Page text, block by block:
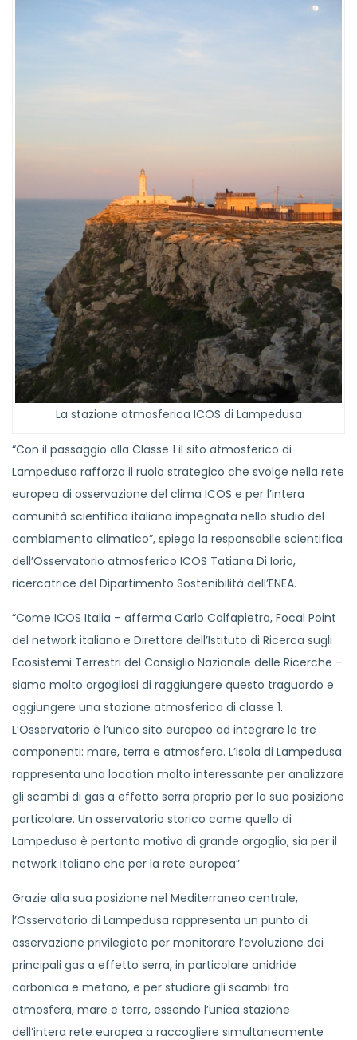
La stazione atmosferica ICOS di Lampedusa
“Con il passaggio alla Classe 1 il sito atmosferico di
Lampedusa rafforza il ruolo strategico che svolge nella rete
europea di osservazione del clima ICOS e per l’intera
comunità scientifica italiana impegnata nello studio del
cambiamento climatico”, spiega la responsabile scientifica
dell’Osservatorio atmosferico ICOS Tatiana Di Iorio,
ricercatrice del Dipartimento Sostenibilità dell’ENEA.
“Come ICOS Italia – afferma Carlo Calfapietra, Focal Point
del network italiano e Direttore dell’Istituto di Ricerca sugli
Ecosistemi Terrestri del Consiglio Nazionale delle Ricerche –
siamo molto orgogliosi di raggiungere questo traguardo e
aggiungere una stazione atmosferica di classe 1.
L’Osservatorio è l’unico sito europeo ad integrare le tre
componenti: mare, terra e atmosfera. L’isola di Lampedusa
rappresenta una location molto interessante per analizzare
gli scambi di gas a effetto serra proprio per la sua posizione
particolare. Un osservatorio storico come quello di
Lampedusa è pertanto motivo di grande orgoglio, sia per il
network italiano che per la rete europea”
Grazie alla sua posizione nel Mediterraneo centrale,
l’Osservatorio di Lampedusa rappresenta un punto di
osservazione privilegiato per monitorare l’evoluzione dei
principali gas a effetto serra, in particolare anidride
carbonica e metano, e per studiare gli scambi tra
atmosfera, mare e terra, essendo l’unica stazione
dell’intera rete europea a raccogliere simultaneamente